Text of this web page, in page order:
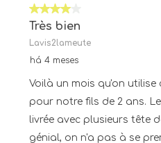
4 em 5 estrelas.
Très bien
Lavis2lameute
há 4 meses
Voilà un mois qu'on
pour notre fils de 2 ans.
livrée avec plusieurs tête
génial, on n'a pas à se